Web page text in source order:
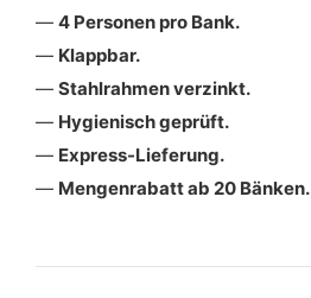
4 Personen pro Bank.
Klappbar.
Stahlrahmen verzinkt.
Hygienisch geprüft.
Express-Lieferung.
Mengenrabatt ab 20 Bänken.